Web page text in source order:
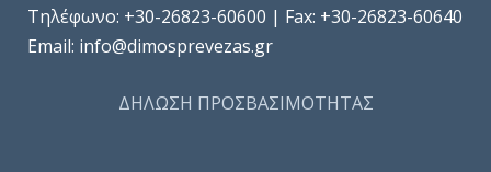
Τηλέφωνo: +30-26823-60600 | Fax: +30-26823-60640
Email: info@dimosprevezas.gr
ΔΗΛΩΣΗ ΠΡΟΣΒΑΣΙΜΟΤΗΤΑΣ